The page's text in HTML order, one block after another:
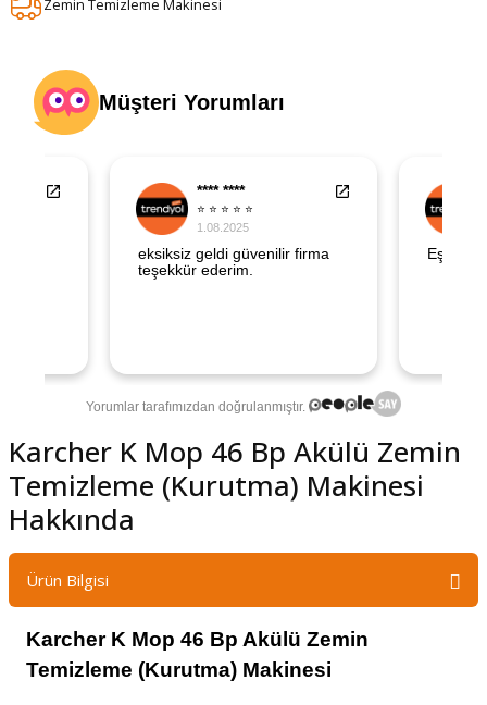
Zemin Temizleme Makinesi
Karcher K Mop 46 Bp Akülü Zemin
Temizleme (Kurutma) Makinesi
Hakkında
Ürün Bilgisi
Karcher K Mop 46 Bp Akülü Zemin
Temizleme (Kurutma) Makinesi